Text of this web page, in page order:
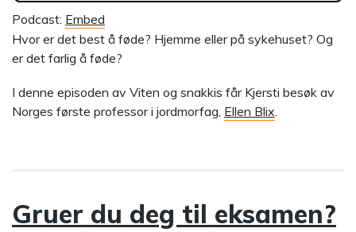
Podcast: Embed
Hvor er det best å føde? Hjemme eller på sykehuset? Og
er det farlig å føde?
I denne episoden av Viten og snakkis får Kjersti besøk av
Norges første professor i jordmorfag, Ellen Blix.
Gruer du deg til eksamen?